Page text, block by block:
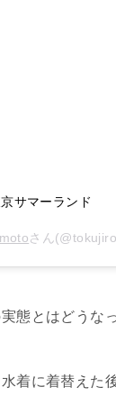
サマーランド
さん
態とはどうな
着に着替えた